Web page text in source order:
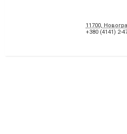
11700,
+380 (4141) 2-